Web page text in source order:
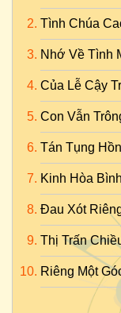
Tình Chúa
Nhớ Về Tình
Của Lễ Cậy
Con Vẫn
Tán Tụng
Kinh Hòa Bình
Đau Xót
Thị Trấn
Riêng Một